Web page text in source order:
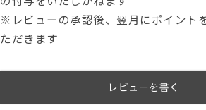
※レビューの承認後、翌月にポイント
ただきます
レビューを書く